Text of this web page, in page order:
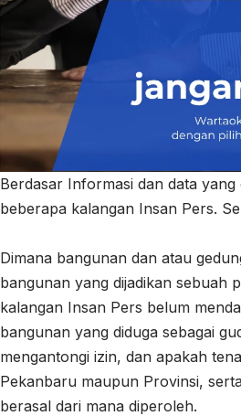
Berdasar Informasi dan data
beberapa kalangan Insan Pers.
Dimana bangunan dan atau
bangunan yang dijadikan sebuah
kalangan Insan Pers belum
bangunan yang diduga sebagai
mengantongi izin, dan apakah
Pekanbaru maupun Provinsi,
berasal dari mana diperoleh.